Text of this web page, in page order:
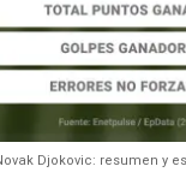
Djokovic: resumen y